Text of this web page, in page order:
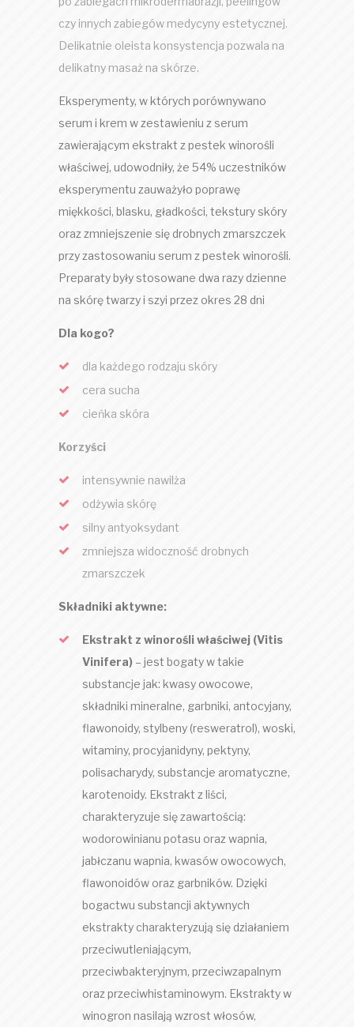
czy innych zabiegów medycyny estetycznej.
Delikatnie oleista konsystencja pozwala na
delikatny masaż na skórze.
Eksperymenty, w których porównywano
serum i krem w zestawieniu z serum
zawierającym ekstrakt z pestek winorośli
właściwej, udowodniły, że 54% uczestników
eksperymentu zauważyło poprawę
miękkości, blasku, gładkości, tekstury skóry
oraz zmniejszenie się drobnych zmarszczek
przy zastosowaniu serum z pestek winorośli.
Preparaty były stosowane dwa razy dzienne
na skórę twarzy i szyi przez okres 28 dni
Dla kogo?
dla każdego rodzaju skóry
cera sucha
cieńka skóra
Korzyści
intensywnie nawilża
odżywia skórę
silny antyoksydant
zmniejsza widoczność drobnych
zmarszczek
Składniki aktywne:
Ekstrakt z winorośli właściwej (Vitis
Vinifera) – jest bogaty w takie
substancje jak: kwasy owocowe,
składniki mineralne, garbniki, antocyjany,
flawonoidy, stylbeny (resweratrol), woski,
witaminy, procyjanidyny, pektyny,
polisacharydy, substancje aromatyczne,
karotenoidy. Ekstrakt z liści,
charakteryzuje się zawartością:
wodorowinianu potasu oraz wapnia,
jabłczanu wapnia, kwasów owocowych,
flawonoidów oraz garbników. Dzięki
bogactwu substancji aktywnych
ekstrakty charakteryzują się działaniem
przeciwutleniającym,
przeciwbakteryjnym, przeciwzapalnym
oraz przeciwhistaminowym. Ekstrakty w
winogron nasilają wzrost włosów,